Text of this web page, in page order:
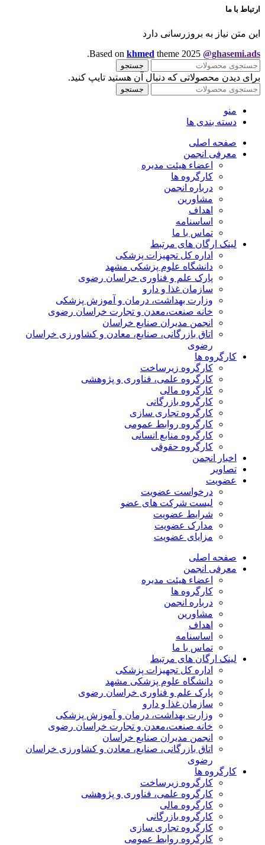
ارتباط با ما
این متن نیاز به بروزرسانی دارد
Based on khmed theme 2025 @ghasemi.ads
.
جستجو
برای دیدن محصولاتی که دنبال آن هستید تایپ کنید.
جستجو
منو
دسته بندی ها
صفحه اصلی
معرفی انجمن
اعضاء هیئت مدیره
کارگروه ها
درباره انجمن
مشاورین
اهداف
اساسنامه
تماس با ما
لینک ارگان های مرتبط
اداره کل تجهیزات پزشکی
دانشگاه علوم پزشکی مشهد
پارک علم و فناوری خراسان رضوی
سازمان غذا و دارو
وزارت بهداشت، درمان و آموزش پزشکی
خانه صنعت،معدن و تجارت خراسان رضوی
انجمن مدیران صنایع خراسان
اتاق بازرگانی، صنایع، معادن و کشاورزی خراسان
رضوی
کارگروه ها
کارگروه زیرساخت
کارگروه علمی، فناوری و پژوهشی
کارگروه مالی
کارگروه بازرگانی
کارگروه تجاری سازی
کارگروه روابط عمومی
کارگروه منابع انسانی
کارگروه حقوقی
اخبار انجمن
تصاویر
عضویت
درخواست عضویت
لیست شرکت های عضو
شرایط عضویت
مدارک عضویت
مزایای عضویت
صفحه اصلی
معرفی انجمن
اعضاء هیئت مدیره
کارگروه ها
درباره انجمن
مشاورین
اهداف
اساسنامه
تماس با ما
لینک ارگان های مرتبط
اداره کل تجهیزات پزشکی
دانشگاه علوم پزشکی مشهد
پارک علم و فناوری خراسان رضوی
سازمان غذا و دارو
وزارت بهداشت، درمان و آموزش پزشکی
خانه صنعت،معدن و تجارت خراسان رضوی
انجمن مدیران صنایع خراسان
اتاق بازرگانی، صنایع، معادن و کشاورزی خراسان
رضوی
کارگروه ها
کارگروه زیرساخت
کارگروه علمی، فناوری و پژوهشی
کارگروه مالی
کارگروه بازرگانی
کارگروه تجاری سازی
کارگروه روابط عمومی